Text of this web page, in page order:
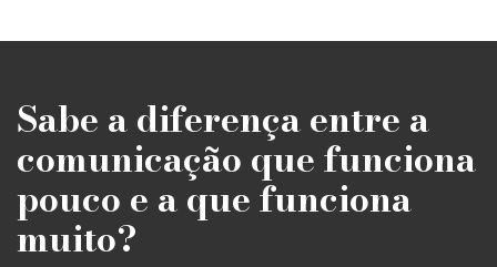
Sabe a diferença entre a
comunicação que funciona
pouco e a que funciona
muito?